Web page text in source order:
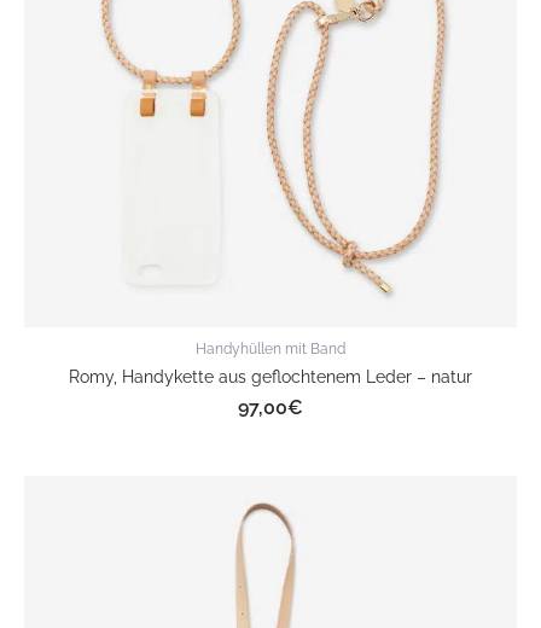
Handyhüllen mit Band
Romy, Handykette aus geflochtenem Leder – natur
97,00€